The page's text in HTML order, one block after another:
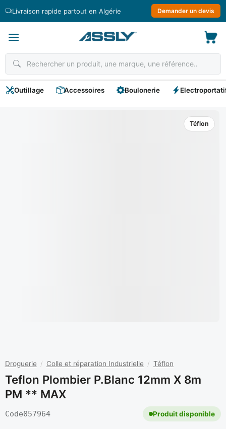
Livraison rapide partout en Algérie Demander un devis
Outillage Accessoires Boulonerie
Téflon
Droguerie / Colle et réparation Industrielle / Téflon
Teflon Plombier P.blanc 12mm X 8m
PM ** MAX
Code057964 Produit disponible